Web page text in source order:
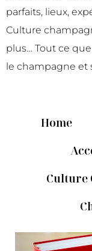
parfaits, lieux,
Culture
plus… Tout ce
le champagne et
Home
Culture